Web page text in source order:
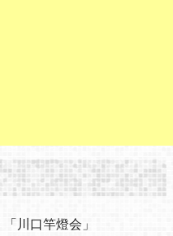
川口竿燈会」